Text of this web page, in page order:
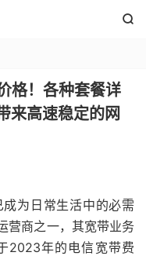

格！各种套餐详
来高速稳定的网
为日常生活中的必需
营商之一，其宽带业务
2023年的电信宽带费